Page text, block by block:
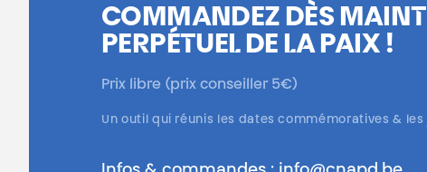
COMMANDEZ DÈS
PERPÉTUEL DE LA PAIX !
Prix libre (prix conseiller 5€)
Un outil qui réunis les dates commémoratives &